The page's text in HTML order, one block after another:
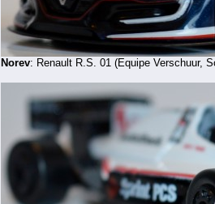
Norev: Renault R.S. 01 (Equipe Verschuur,